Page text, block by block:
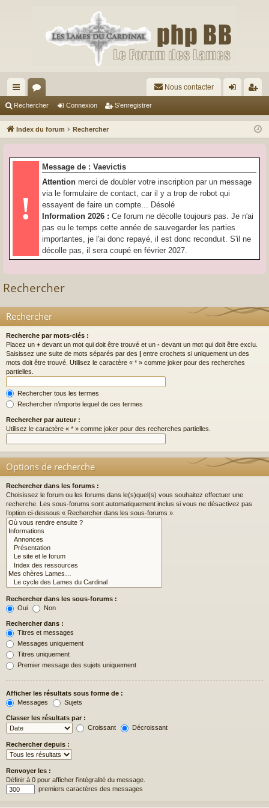
cc
ès
pi
or
u
s
Nous contacter
ne
on
nr
ist
Rechercher Connexion S’enregistrer
Index du forum Rechercher
!
Message de : Vaevictis
Attention merci de doubler votre inscription par un message
via le formulaire de contact, car il y a trop de robot qui
essayent de faire un compte... Désolé
Information 2026 : Ce forum ne décolle toujours pas. Je n'ai
pas eu le temps cette année de sauvegarder les parties
importantes, je l'ai donc repayé, il est donc reconduit. S'il ne
décolle pas, il sera coupé en février 2027.
Rechercher
Rechercher
Recherche par mots-clés :
Placez un + devant un mot qui doit être trouvé et un - devant un mot qui doit être exclu.
Saisissez une suite de mots séparés par des | entre crochets si uniquement un des
mots doit être trouvé. Utilisez le caractère « * » comme joker pour des recherches
partielles.
Rechercher tous les termes
Rechercher n’importe lequel de ces termes
Rechercher par auteur :
Utilisez le caractère « * » comme joker pour des recherches partielles.
Options de recherche
Rechercher dans les forums :
Choisissez le forum ou les forums dans le(s)quel(s) vous souhaitez effectuer une
recherche. Les sous-forums sont automatiquement inclus si vous ne désactivez pas
l’option ci-dessous « Rechercher dans les sous-forums ».
Rechercher dans les sous-forums :
Oui
Non
Rechercher dans :
Titres et messages
Messages uniquement
Titres uniquement
Premier message des sujets uniquement
Afficher les résultats sous forme de :
Messages
Sujets
Classer les résultats par :
Croissant
Décroissant
Rechercher depuis :
Renvoyer les :
Définir à 0 pour afficher l’intégralité du message.
premiers caractères des messages